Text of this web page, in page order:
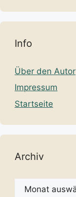
Info
Über den Autor
Impressum
Startseite
Archiv
Archiv